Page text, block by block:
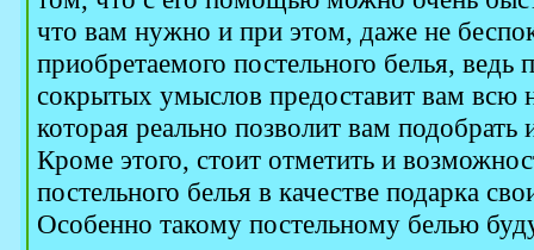
что вам нужно и при этом, даже не
приобретаемого постельного белья, ведь
сокрытых умыслов предоставит вам
которая реально позволит вам
Кроме этого, стоит отметить и
постельного белья в качестве подарка
Особенно такому постельному белью